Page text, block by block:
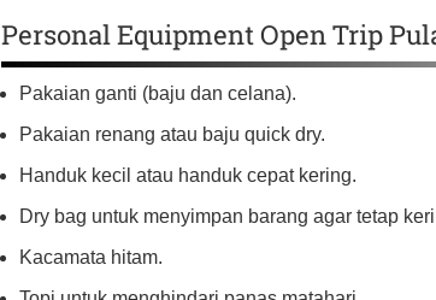
Personal Equipment Open Trip
Pakaian ganti (baju dan celana).
Pakaian renang atau baju quick dry.
Handuk kecil atau handuk cepat kering.
Dry bag untuk menyimpan barang agar tetap
Kacamata hitam.